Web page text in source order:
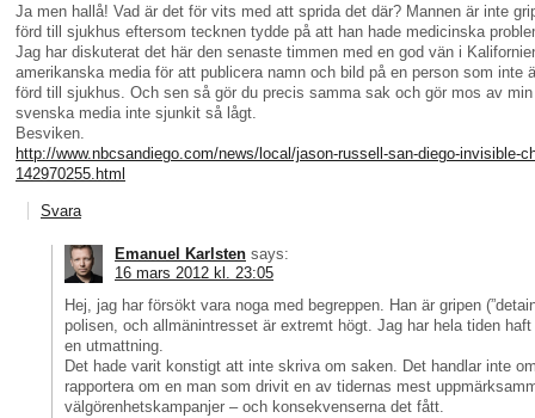
Ja men hallå! Vad är det för vits med att sprida det där? Mannen är inte
förd till sjukhus eftersom tecknen tydde på att han hade medicinska
Jag har diskuterat det här den senaste timmen med en god vän i
amerikanska media för att publicera namn och bild på en person som inte
förd till sjukhus. Och sen så gör du precis samma sak och gör mos av
svenska media inte sjunkit så lågt.
Besviken.
http://www.nbcsandiego.com/news/local/jason-russell-san-diego-invisible-
142970255.html
Svara
Emanuel Karlsten says:
16 mars 2012 kl. 23:05
Hej, jag har försökt vara noga med begreppen. Han är gripen
polisen, och allmänintresset är extremt högt. Jag har hela tiden
en utmattning.
Det hade varit konstigt att inte skriva om saken. Det handlar inte
rapportera om en man som drivit en av tidernas mest
välgörenhetskampanjer – och konsekvenserna det fått.